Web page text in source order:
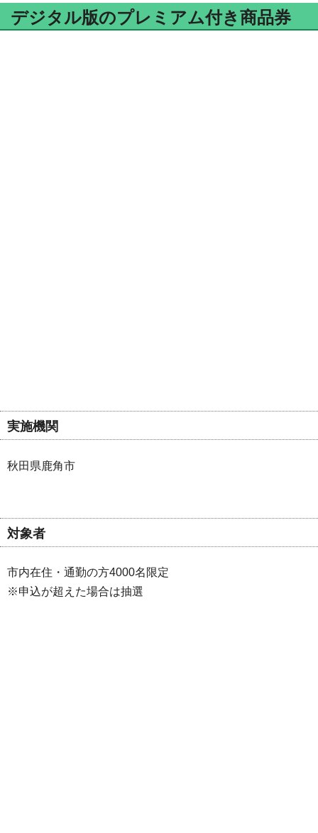
デジタル版のプレミアム付き商品券
実施機関
秋田県鹿角市
対象者
市内在住・通勤の方4000名限定
※申込が超えた場合は抽選